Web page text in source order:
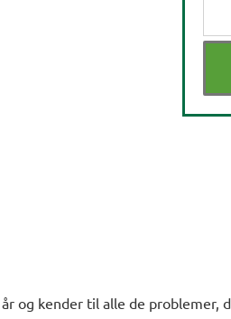
og kender til alle de